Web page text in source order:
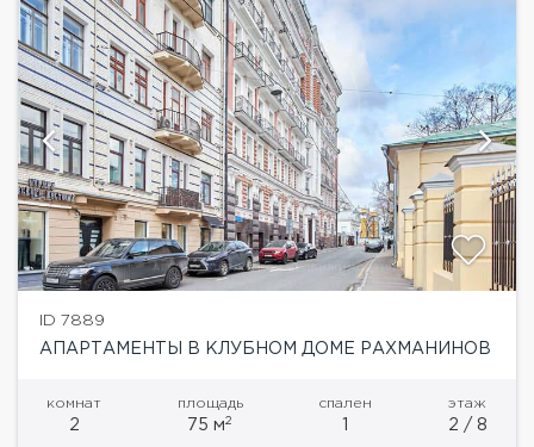
ID 7889
АПАРТАМЕНТЫ В КЛУБНОМ ДОМЕ РАХМАНИНОВ
комнат
2
площадь
75 м2
спален
1
этаж
2 / 8